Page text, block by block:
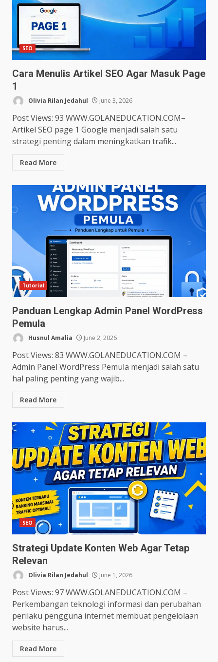
SEO
Cara Menulis Artikel SEO Agar Masuk Page
1
Olivia Rilan Jedahul June 3, 2026
Post Views: 93 WWW.GOLANEDUCATION.COM–
Artikel SEO page 1 Google menjadi salah satu
strategi penting dalam meningkatkan trafik...
Read More
Tutorial
Panduan Lengkap Admin Panel WordPress
Pemula
Husnul Amalia June 2, 2026
Post Views: 83 WWW.GOLANEDUCATION.COM –
Admin Panel WordPress Pemula menjadi salah satu
hal paling penting yang wajib...
Read More
SEO
Strategi Update Konten Web Agar Tetap
Relevan
Olivia Rilan Jedahul June 1, 2026
Post Views: 97 WWW.GOLANEDUCATION.COM –
Perkembangan teknologi informasi dan perubahan
perilaku pengguna internet membuat pengelolaan
website harus...
Read More